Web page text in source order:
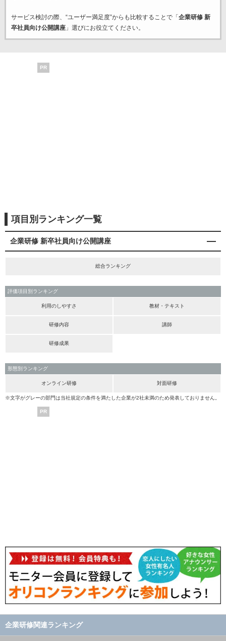
サービス検討の際、“ユーザー満足度”からも比較することで「 企業研修 新
卒社員向け公開講座」選びにお役立てください。
PR
項目別ランキング一覧
企業研修 新卒社員向け公開講座
総合ランキング
評価項目別ランキング
利用のしやすさ 教材・テキスト
研修内容 講師
研修成果
形態別ランキング
オンライン研修 対面研修
※文字がグレーの部門は当社規定の条件を満たした企業が2社未満のため発表しておりません。
PR
企業研修関連ランキング